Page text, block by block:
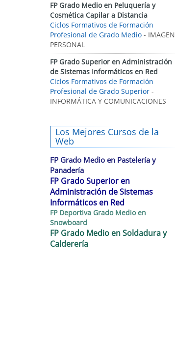
FP Grado Medio en Peluquería y
Cosmética Capilar a Distancia
Ciclos Formativos de Formación
Profesional de Grado Medio - IMAGEN
PERSONAL
FP Grado Superior en Administración
de Sistemas Informáticos en Red
Ciclos Formativos de Formación
Profesional de Grado Superior -
INFORMÁTICA Y COMUNICACIONES
Los Mejores Cursos de la
Web
FP Grado Medio en Pastelería y
Panadería
FP Grado Superior en
Administración de Sistemas
Informáticos en Red
FP Deportiva Grado Medio en
Snowboard
FP Grado Medio en Soldadura y
Calderería